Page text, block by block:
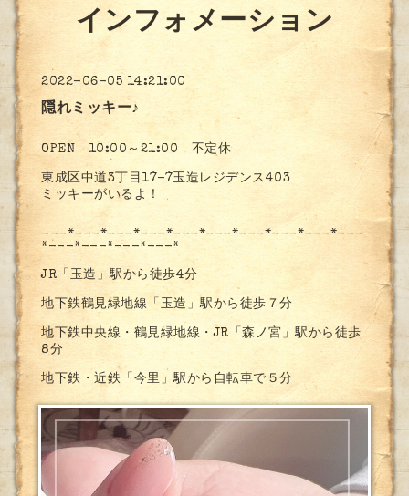
インフォメーション
2022-06-05 14:21:00
隠れミッキー♪
OPEN 10:00～21:00 不定休
東成区中道3丁目17-7玉造レジデンス403
ミッキーがいるよ！
---*---*---*---*---*---*---*---*---*---
*---*---*---*---*
JR「玉造」駅から徒歩4分
地下鉄鶴見緑地線「玉造」駅から徒歩７分
地下鉄中央線・鶴見緑地線・JR「森ノ宮」駅から徒歩
8分
地下鉄・近鉄「今里」駅から自転車で５分